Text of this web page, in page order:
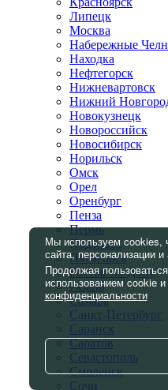
Липецк
Москва
Набережные
Находка
Нефтегорск
Нижневартовск
Нижний
Новокузнецк
Новороссийск
Новосибирск
Норильск
Омск
Орел
Оренбург
Пенза
Пермь
Подольск
Пятигорск
Ростов-на-Дону
Рязань
Самара
Санкт-Петербург
Саранск
Саратов
Севастополь
Смоленск
Сочи
Мы используем cookies,
сайта, персонализации и
Продолжая
использованием cookie и
конфиденциальности